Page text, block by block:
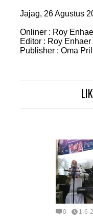
Jajag, 26 Agustus
Onliner : Roy
Editor : Roy Enhaer
Publisher : Oma
0 1-6-